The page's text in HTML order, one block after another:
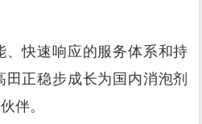
快速响应的服务体系和持
正稳步成长为国内消泡剂
伴。